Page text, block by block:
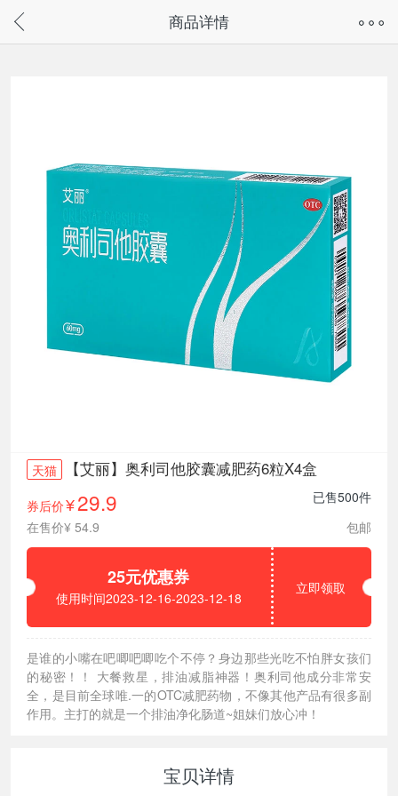
请通过微信或支付宝搜“奇兔客小程序”访问
商品详情
天猫 【艾丽】奥利司他胶囊减肥药6粒X4盒
券后价¥29.9
已售500件
在售价¥ 54.9
包邮
25元优惠券
使用时间2023-12-16-2023-12-18
立即领取
是谁的小嘴在吧唧吧唧吃个不停？身边那些光吃不怕胖女孩们
的秘密！！ 大餐救星，排油减脂神器！奥利司他成分非常安
全，是目前全球唯.一的OTC减肥药物，不像其他产品有很多副
作用。主打的就是一个排油净化肠道~姐妹们放心冲！
宝贝详情